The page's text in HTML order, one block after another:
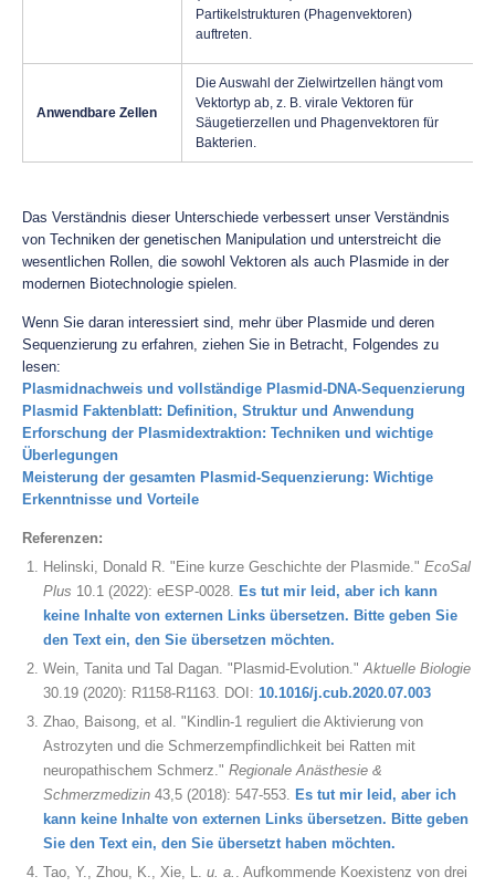
Partikelstrukturen (Phagenvektoren)
auftreten.
Anwendbare Zellen
Die Auswahl der Zielwirtzellen hängt vom
Vektortyp ab, z. B. virale Vektoren für
Säugetierzellen und Phagenvektoren für
Bakterien.
Das Verständnis dieser Unterschiede verbessert unser Verständnis
von Techniken der genetischen Manipulation und unterstreicht die
wesentlichen Rollen, die sowohl Vektoren als auch Plasmide in der
modernen Biotechnologie spielen.
Wenn Sie daran interessiert sind, mehr über Plasmide und deren
Sequenzierung zu erfahren, ziehen Sie in Betracht, Folgendes zu
lesen:
Plasmidnachweis und vollständige Plasmid-DNA-Sequenzierung
Plasmid Faktenblatt: Definition, Struktur und Anwendung
Erforschung der Plasmidextraktion: Techniken und wichtige
Überlegungen
Meisterung der gesamten Plasmid-Sequenzierung: Wichtige
Erkenntnisse und Vorteile
Referenzen:
Helinski, Donald R. "Eine kurze Geschichte der Plasmide." EcoSal
Plus 10.1 (2022): eESP-0028. Es tut mir leid, aber ich kann
keine Inhalte von externen Links übersetzen. Bitte geben Sie
den Text ein, den Sie übersetzen möchten.
Wein, Tanita und Tal Dagan. "Plasmid-Evolution."Aktuelle Biologie
30.19 (2020): R1158-R1163. DOI: 10.1016/j.cub.2020.07.003
Zhao, Baisong, et al. "Kindlin-1 reguliert die Aktivierung von
Astrozyten und die Schmerzempfindlichkeit bei Ratten mit
neuropathischem Schmerz." Regionale Anästhesie &
Schmerzmedizin 43,5 (2018): 547-553. Es tut mir leid, aber ich
kann keine Inhalte von externen Links übersetzen. Bitte geben
Sie den Text ein, den Sie übersetzt haben möchten.
Tao, Y., Zhou, K., Xie, L. u. a. . Aufkommende Koexistenz von drei